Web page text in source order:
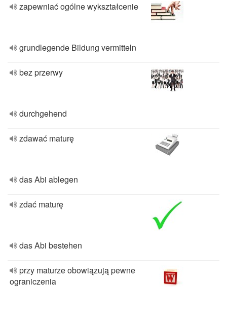
zapewniać ogólne wykształcenie
grundlegende Bildung vermitteln
bez przerwy
durchgehend
zdawać maturę
das Abi ablegen
zdać maturę
das Abi bestehen
przy maturze obowiązują pewne
ograniczenia